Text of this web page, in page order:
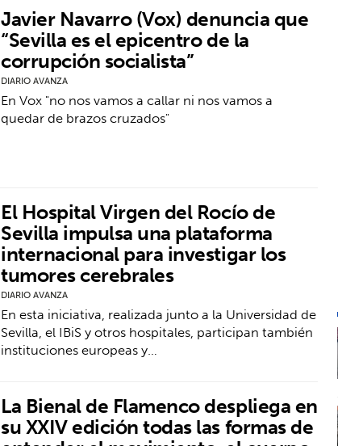
Javier Navarro (Vox) denuncia que
“Sevilla es el epicentro de la
corrupción socialista”
DIARIO AVANZA
En Vox "no nos vamos a callar ni nos vamos a
quedar de brazos cruzados"
El Hospital Virgen del Rocío de
Sevilla impulsa una plataforma
internacional para investigar los
tumores cerebrales
DIARIO AVANZA
En esta iniciativa, realizada junto a la Universidad de
Sevilla, el IBiS y otros hospitales, participan también
instituciones europeas y…
La Bienal de Flamenco despliega en
su XXIV edición todas las formas de